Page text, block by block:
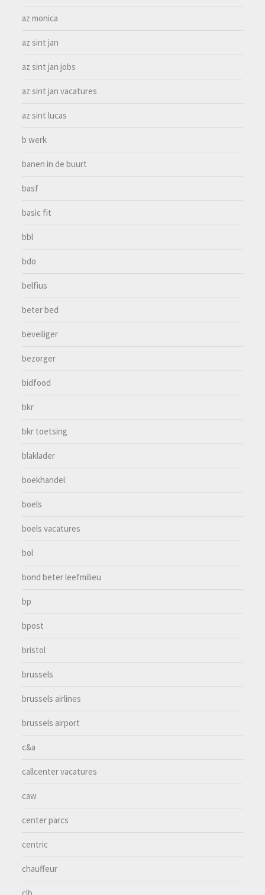
az monica
az sint jan
az sint jan jobs
az sint jan vacatures
az sint lucas
b werk
banen in de buurt
basf
basic fit
bbl
bdo
belfius
beter bed
beveiliger
bezorger
bidfood
bkr
bkr toetsing
blaklader
boekhandel
boels
boels vacatures
bol
bond beter leefmilieu
bp
bpost
bristol
brussels
brussels airlines
brussels airport
c&a
callcenter vacatures
caw
center parcs
centric
chauffeur
clb